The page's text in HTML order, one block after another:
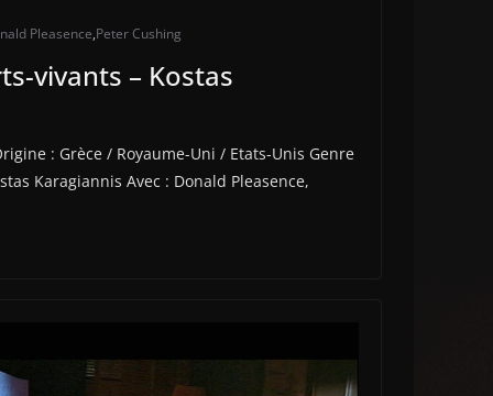
Pleasence,Peter Cushing
vivants – Kostas
: Grèce / Royaume-Uni / Etats-Unis Genre
Karagiannis Avec : Donald Pleasence,